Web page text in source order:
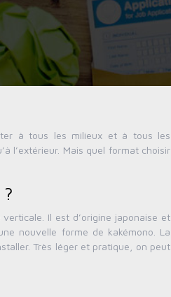
à tous les milieux et à tous les
l’extérieur. Mais quel format choisir
Il est d’origine japonaise et
nouvelle forme de kakémono. La
Très léger et pratique, on peut